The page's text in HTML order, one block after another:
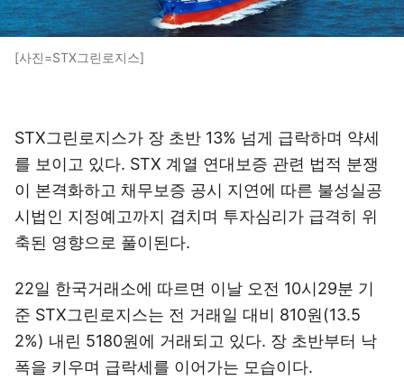
[사진=STX그린로지스]
STX그린로지스가 장 초반 13% 넘게 급락하며 약세
를 보이고 있다. STX 계열 연대보증 관련 법적 분쟁
이 본격화하고 채무보증 공시 지연에 따른 불성실공
시법인 지정예고까지 겹치며 투자심리가 급격히 위
축된 영향으로 풀이된다.
22일 한국거래소에 따르면 이날 오전 10시29분 기
준 STX그린로지스는 전 거래일 대비 810원(13.5
2%) 내린 5180원에 거래되고 있다. 장 초반부터 낙
폭을 키우며 급락세를 이어가는 모습이다.